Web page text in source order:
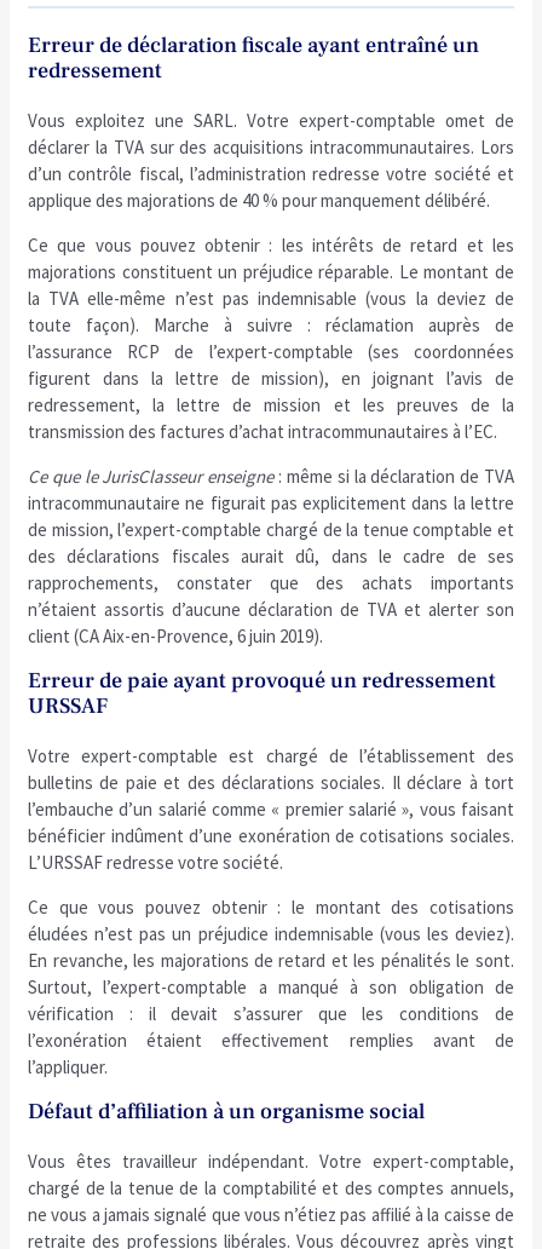
Erreur de déclaration fiscale ayant entraîné un
redressement
Vous exploitez une SARL. Votre expert-comptable omet de
déclarer la TVA sur des acquisitions intracommunautaires. Lors
d’un contrôle fiscal, l’administration redresse votre société et
applique des majorations de 40 % pour manquement délibéré.
Ce que vous pouvez obtenir : les intérêts de retard et les
majorations constituent un préjudice réparable. Le montant de
la TVA elle-même n’est pas indemnisable (vous la deviez de
toute façon). Marche à suivre : réclamation auprès de
l’assurance RCP de l’expert-comptable (ses coordonnées
figurent dans la lettre de mission), en joignant l’avis de
redressement, la lettre de mission et les preuves de la
transmission des factures d’achat intracommunautaires à l’EC.
Ce que le JurisClasseur enseigne: même si la déclaration de TVA
intracommunautaire ne figurait pas explicitement dans la lettre
de mission, l’expert-comptable chargé de la tenue comptable et
des déclarations fiscales aurait dû, dans le cadre de ses
rapprochements, constater que des achats importants
n’étaient assortis d’aucune déclaration de TVA et alerter son
client (CA Aix-en-Provence, 6 juin 2019).
Erreur de paie ayant provoqué un redressement
URSSAF
Votre expert-comptable est chargé de l’établissement des
bulletins de paie et des déclarations sociales. Il déclare à tort
l’embauche d’un salarié comme « premier salarié », vous faisant
bénéficier indûment d’une exonération de cotisations sociales.
L’URSSAF redresse votre société.
Ce que vous pouvez obtenir : le montant des cotisations
éludées n’est pas un préjudice indemnisable (vous les deviez).
En revanche, les majorations de retard et les pénalités le sont.
Surtout, l’expert-comptable a manqué à son obligation de
vérification : il devait s’assurer que les conditions de
l’exonération étaient effectivement remplies avant de
l’appliquer.
Défaut d’affiliation à un organisme social
Vous êtes travailleur indépendant. Votre expert-comptable,
chargé de la tenue de la comptabilité et des comptes annuels,
ne vous a jamais signalé que vous n’étiez pas affilié à la caisse de
retraite des professions libérales. Vous découvrez après vingt